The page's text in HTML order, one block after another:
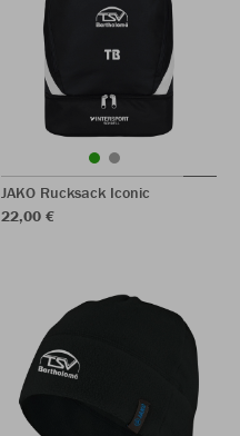
JAKO Rucksack Iconic
22,00 €